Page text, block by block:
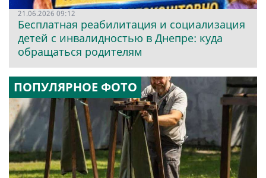
21.06.2026 09:12
Бесплатная реабилитация и социализация
детей с инвалидностью в Днепре: куда
обращаться родителям
ПОПУЛЯРНОЕ ФОТО